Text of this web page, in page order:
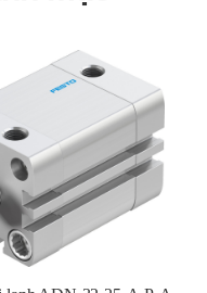
độ truyền dữ liệu cao.
Link. Cấu hình địa chỉ
Electric, thường